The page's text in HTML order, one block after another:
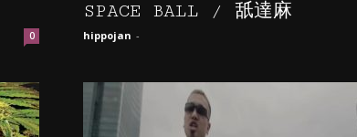
0
SPACE BALL / 舐達麻
hippojan -